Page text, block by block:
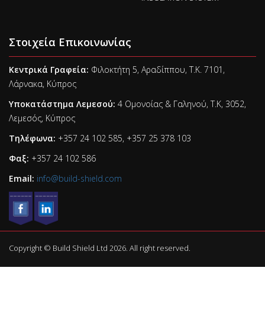
Στοιχεία Επικοινωνίας
Κεντρικά Γραφεία: Φιλοκτήτη 5, Αραδίππου, Τ.Κ. 7101,
Λάρνακα, Κύπρος
Υποκατάστημα Λεμεσού: 4 Ομονοίας & Γαληνού, Τ.Κ, 3052,
Λεμεσός, Κύπρος
Τηλέφωνα: +357 24 102 585, +357 25 378 103
Φαξ: +357 24 102 586
Email: info@build-shield.com
Copyright © Build Shield Ltd 2026. All right reserved.